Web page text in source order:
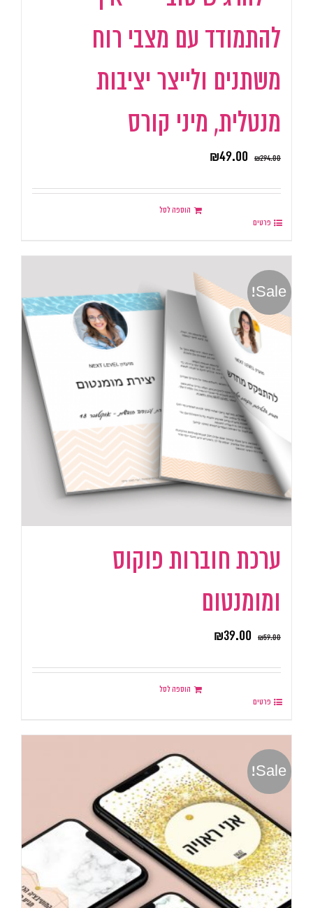
להתמודד עם מצבי רוח
משתנים ולייצר יציבות
מנטלית, מיני קורס
₪294.00
₪49.00
הוספה לסל
פרטים
Sale!
ערכת חוברות פוקוס
ומומנטום
₪59.00
₪39.00
הוספה לסל
פרטים
Sale!